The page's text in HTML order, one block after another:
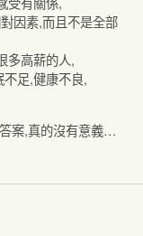
因素,而且不是全部
多高薪的人,
足,健康不良,
案,真的沒有意義…